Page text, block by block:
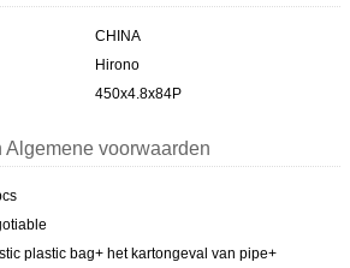
CHINA
Hirono
450x4.8x84P
Algemene voorwaarden
plastic bag+ het kartongeval van pipe+